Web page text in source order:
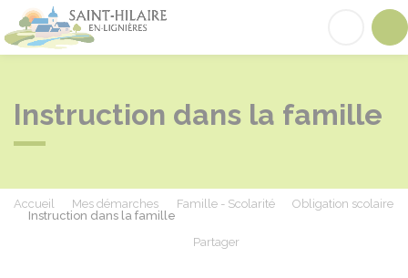
Saint-Hilaire-en-Lignières
Instruction dans la famille
Accueil Mes démarches Famille - Scolarité
Obligation scolaire
Instruction dans la famille
Partager